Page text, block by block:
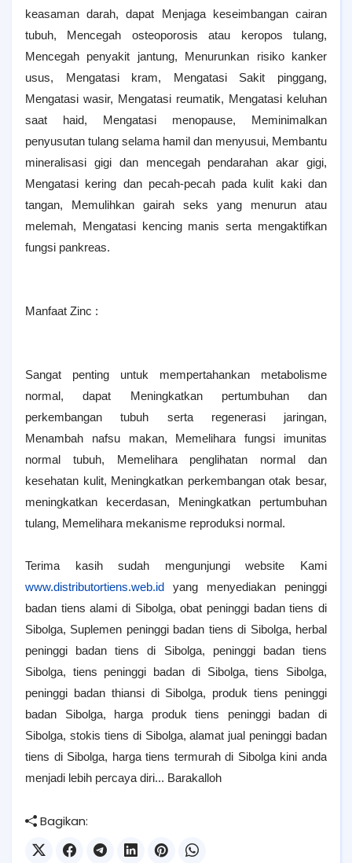
keasaman darah, dapat Menjaga keseimbangan cairan
tubuh, Mencegah osteoporosis atau keropos tulang,
Mencegah penyakit jantung, Menurunkan risiko kanker
usus, Mengatasi kram, Mengatasi Sakit pinggang,
Mengatasi wasir, Mengatasi reumatik, Mengatasi keluhan
saat haid, Mengatasi menopause, Meminimalkan
penyusutan tulang selama hamil dan menyusui, Membantu
mineralisasi gigi dan mencegah pendarahan akar gigi,
Mengatasi kering dan pecah-pecah pada kulit kaki dan
tangan, Memulihkan gairah seks yang menurun atau
melemah, Mengatasi kencing manis serta mengaktifkan
fungsi pankreas.
Manfaat Zinc :
Sangat penting untuk mempertahankan metabolisme
normal, dapat Meningkatkan pertumbuhan dan
perkembangan tubuh serta regenerasi jaringan,
Menambah nafsu makan, Memelihara fungsi imunitas
normal tubuh, Memelihara penglihatan normal dan
kesehatan kulit, Meningkatkan perkembangan otak besar,
meningkatkan kecerdasan, Meningkatkan pertumbuhan
tulang, Memelihara mekanisme reproduksi normal.
Terima kasih sudah mengunjungi website Kami
www.distributortiens.web.id yang menyediakan peninggi
badan tiens alami di Sibolga, obat peninggi badan tiens di
Sibolga, Suplemen peninggi badan tiens di Sibolga, herbal
peninggi badan tiens di Sibolga, peninggi badan tiens
Sibolga, tiens peninggi badan di Sibolga, tiens Sibolga,
peninggi badan thiansi di Sibolga, produk tiens peninggi
badan Sibolga, harga produk tiens peninggi badan di
Sibolga, stokis tiens di Sibolga, alamat jual peninggi badan
tiens di Sibolga, harga tiens termurah di Sibolga kini anda
menjadi lebih percaya diri... Barakalloh
Bagikan: